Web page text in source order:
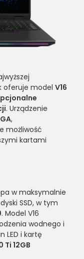
oferuje model V16
. Urządzenie
,
możliwość
kartami
w maksymalnie
SSD, w tym
. Model V16
wodnego i
LED i kartę
Ti 12GB